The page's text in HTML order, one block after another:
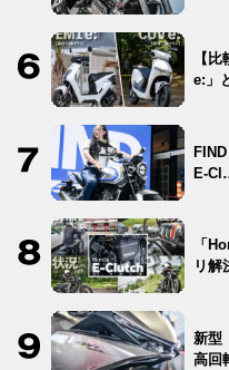
【
e:」
E-
「
リ
新型
高回